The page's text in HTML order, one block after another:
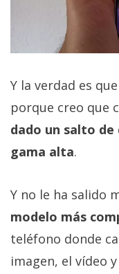
Y la verdad es
porque creo que
dado un salto de
gama alta.
Y no le ha salido
modelo más
teléfono donde
imagen, el vídeo